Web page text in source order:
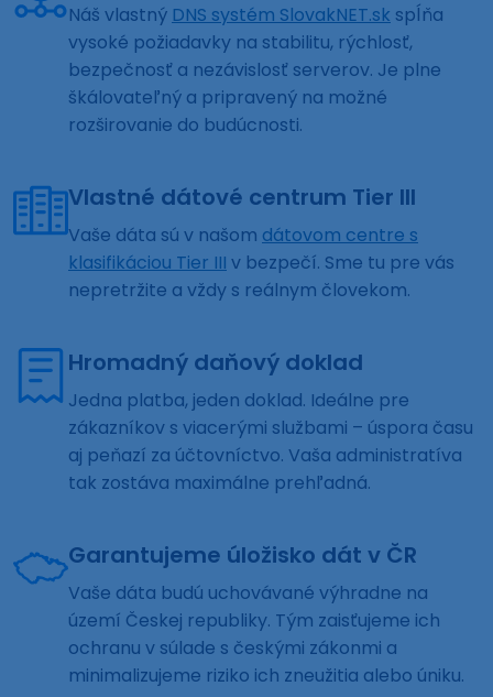
Náš vlastný DNS systém SlovakNET.sk spĺňa
vysoké požiadavky na stabilitu, rýchlosť,
bezpečnosť a nezávislosť serverov. Je plne
škálovateľný a pripravený na možné
rozširovanie do budúcnosti.
Vlastné dátové centrum Tier III
Vaše dáta sú v našom dátovom centre s
klasifikáciou Tier III v bezpečí. Sme tu pre vás
nepretržite a vždy s reálnym človekom.
Hromadný daňový doklad
Jedna platba, jeden doklad. Ideálne pre
zákazníkov s viacerými službami – úspora času
aj peňazí za účtovníctvo. Vaša administratíva
tak zostáva maximálne prehľadná.
Garantujeme úložisko dát v ČR
Vaše dáta budú uchovávané výhradne na
území Českej republiky. Tým zaisťujeme ich
ochranu v súlade s českými zákonmi a
minimalizujeme riziko ich zneužitia alebo úniku.